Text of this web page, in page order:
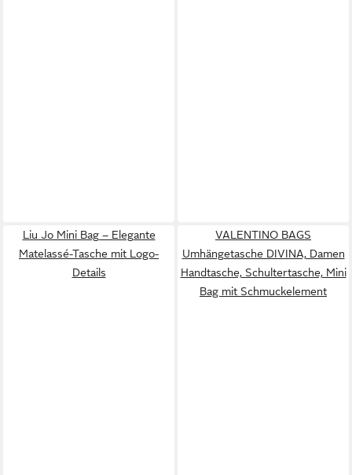
Liu Jo Mini Bag – Elegante
Matelassé-Tasche mit Logo-
Details
VALENTINO BAGS
Umhängetasche DIVINA, Damen
Handtasche, Schultertasche, Mini
Bag mit Schmuckelement